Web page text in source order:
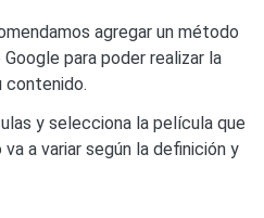
agregar un método
para poder realizar la
contenido.
y selecciona la película que
a variar según la definición y